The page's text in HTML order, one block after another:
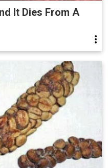
It Dies From A